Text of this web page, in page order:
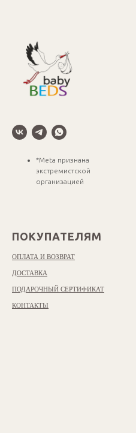
*Meta признана
экстремистской
организацией
ПОКУПАТЕЛЯМ
ОПЛАТА И ВОЗВРАТ
ДОСТАВКА
ПОДАРОЧНЫЙ СЕРТИФИКАТ
КОНТАКТЫ